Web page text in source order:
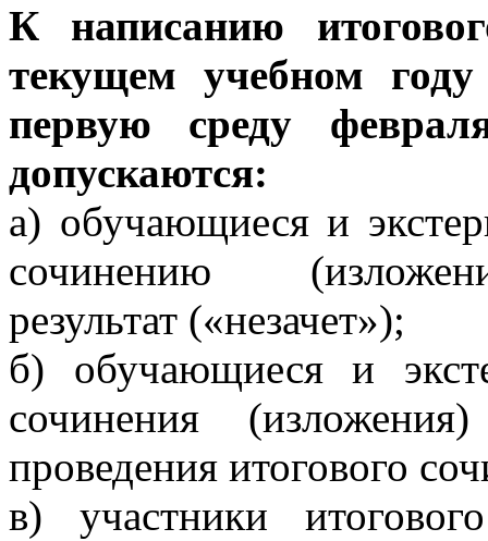
К написанию
текущем учебном
первую среду
допускаются:
а) обучающиеся и
сочинению
результат («незачет»);
б) обучающиеся и
сочинения
проведения итогового
в) участники